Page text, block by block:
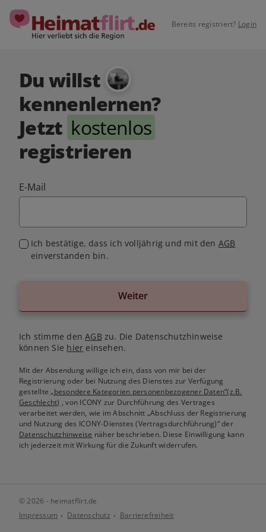
Bereits registriert? Login
Du willst
kennenlernen?
Jetzt kostenlos
registrieren
E-Mail
Ich bestätige, dass ich volljährig und mit den AGB
einverstanden bin.
Weiter
Ich stimme denAGB zu. Die Datenschutzhinweise
können Sie hier einsehen.
Mit der Absendung willige ich ein, dass von mir bei der
Registrierung oder bei Nutzung des Dienstes zur Verfügung
gestellte„besondere Kategorien personenbezogener Daten“(z.B.
Geschlecht) , von ICONY zur Durchführung des Vertrages
verarbeitet werden, wie im Abschnitt „Abschluss der Registrierung
und Nutzung des ICONY-Dienstes (Vertragsdurchführung)“ der
Datenschutzhinweise näher beschrieben. Diese Einwilligung kann
ich jederzeit mit Wirkung für die Zukunft widerrufen.
© 2026 - heimatflirt.de
Impressum
Datenschutz Barrierefreiheit